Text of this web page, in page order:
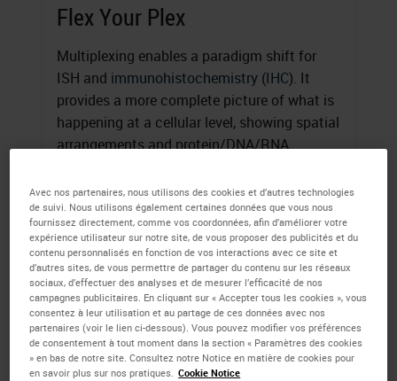
Flex Your Plex
Multiplexing enables a paradigm shift for
ISH and immunohistochemistry (IHC). It
provides a more complete picture of what is
happening at a cellular level, showing spatial
arrangements and protein/DNA/RNA
sample.
LEARN MORE
Avec nos partenaires, nous utilisons des cookies et d’autres technologies
de suivi. Nous utilisons également certaines données que vous nous
fournissez directement, comme vos coordonnées, afin d’améliorer votre
expérience utilisateur sur notre site, de vous proposer des publicités et du
contenu personnalisés en fonction de vos interactions avec ce site et
d’autres sites, de vous permettre de partager du contenu sur les réseaux
sociaux, d’effectuer des analyses et de mesurer l’efficacité de nos
campagnes publicitaires. En cliquant sur « Accepter tous les cookies », vous
consentez à leur utilisation et au partage de ces données avec nos
partenaires (voir le lien ci-dessous). Vous pouvez modifier vos préférences
de consentement à tout moment dans la section « Paramètres des cookies
» en bas de notre site. Consultez notre Notice en matière de cookies pour
en savoir plus sur nos pratiques. Cookie Notice